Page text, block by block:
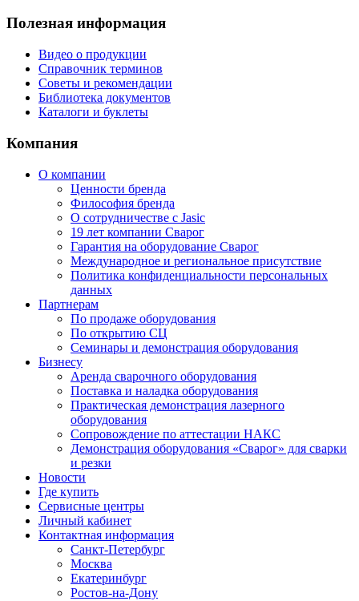
Полезная информация
Видео о продукции
Справочник терминов
Советы и рекомендации
Библиотека документов
Каталоги и буклеты
Компания
О компании
Ценности бренда
Философия бренда
О сотрудничестве с Jasic
19 лет компании Сварог
Гарантия на оборудование Сварог
Международное и региональное присутствие
Политика конфиденциальности персональных
данных
Партнерам
По продаже оборудования
По открытию СЦ
Семинары и демонстрация оборудования
Бизнесу
Аренда сварочного оборудования
Поставка и наладка оборудования
Практическая демонстрация лазерного
оборудования
Сопровождение по аттестации НАКС
Демонстрация оборудования «Сварог» для сварки
и резки
Новости
Где купить
Сервисные центры
Личный кабинет
Контактная информация
Санкт-Петербург
Москва
Екатеринбург
Ростов-на-Дону